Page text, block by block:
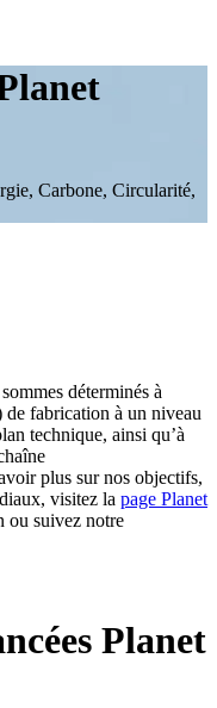
Carbone, Circularité,
déterminés à
de fabrication à un niveau
technique, ainsi qu’à
plus sur nos objectifs,
visitez la page Planet
ou suivez notre
Planet